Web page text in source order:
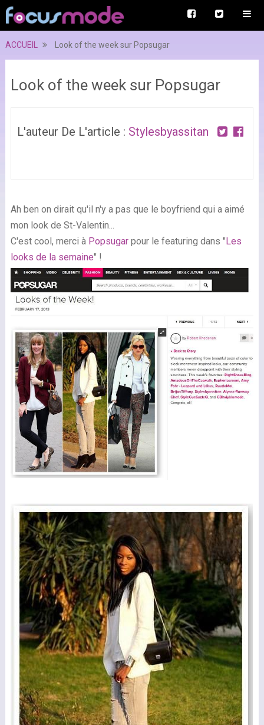
ACCUEIL Look of the week sur Popsugar
Look of the week sur Popsugar
L'auteur De L'article : Stylesbyassitan
Ah ben on dirait qu'il n'y a pas que le boyfriend qui a aimé
mon look de St-Valentin...
C'est cool, merci à Popsugar pour le featuring dans "Les
looks de la semaine" !